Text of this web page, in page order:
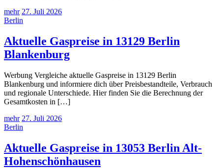
mehr 27. Juli 2026
Berlin
Aktuelle Gaspreise in 13129 Berlin
Blankenburg
Werbung Vergleiche aktuelle Gaspreise in 13129 Berlin
Blankenburg und informiere dich über Preisbestandteile, Verbrauch
und regionale Unterschiede. Hier finden Sie die Berechnung der
Gesamtkosten in […]
mehr 27. Juli 2026
Berlin
Aktuelle Gaspreise in 13053 Berlin Alt-
Hohenschönhausen